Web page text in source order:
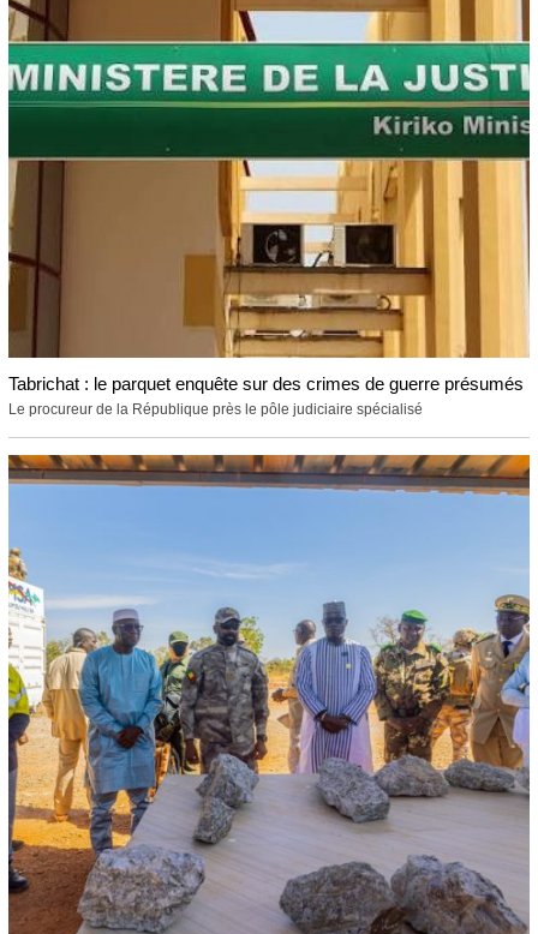
Tabrichat : le parquet enquête sur des crimes de guerre présumés
Le procureur de la République près le pôle judiciaire spécialisé